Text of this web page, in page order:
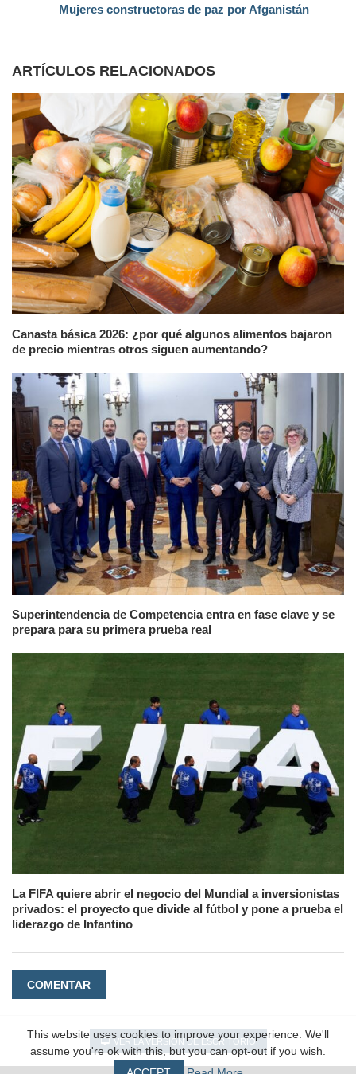
Mujeres constructoras de paz por Afganistán
ARTÍCULOS RELACIONADOS
Canasta básica 2026: ¿por qué algunos alimentos bajaron
de precio mientras otros siguen aumentando?
Superintendencia de Competencia entra en fase clave y se
prepara para su primera prueba real
La FIFA quiere abrir el negocio del Mundial a inversionistas
privados: el proyecto que divide al fútbol y pone a prueba el
liderazgo de Infantino
COMENTAR
VER LA VERSIÓN DE ESCRITORIO
This website uses cookies to improve your experience. We'll
assume you're ok with this, but you can opt-out if you wish.